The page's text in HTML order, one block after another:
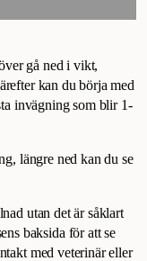
gå ned i vikt,
kan du börja med
invägning som blir 1-
längre ned kan du se
utan det är såklart
baksida för att se
med veterinär eller